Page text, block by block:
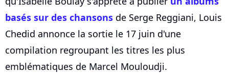
basés sur des chansons de Serge Reggiani, Louis
Chedid annonce la sortie le 17 juin d'une
compilation regroupant les titres les plus
emblématiques de Marcel Mouloudji.